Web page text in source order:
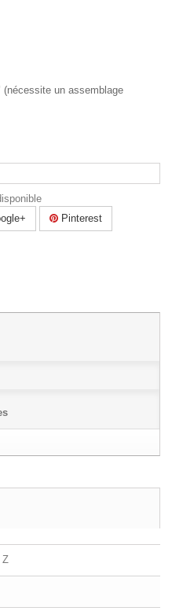
(nécessite un assemblage
Pinterest
Z